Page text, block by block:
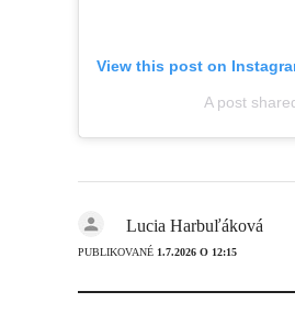
View this post on
A post
Lucia Harbuľáková
PUBLIKOVANÉ 1.7.2026 O 12:15